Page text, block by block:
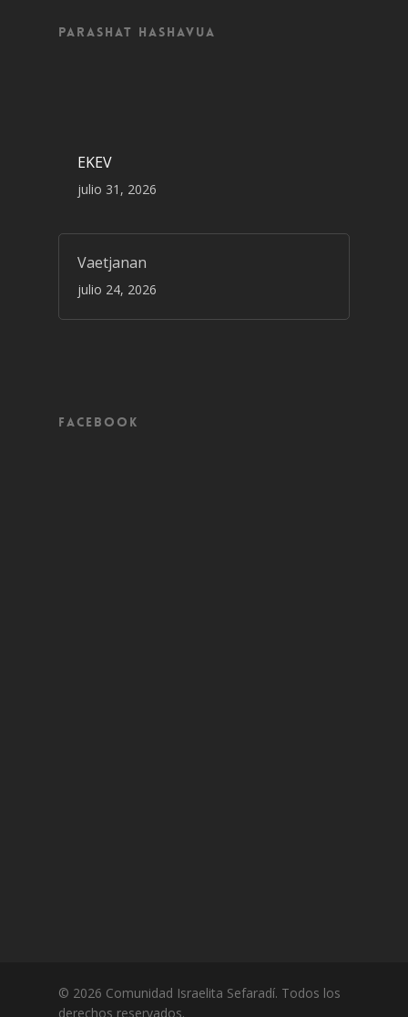
Parashat Hashavua
EKEV
julio 31, 2026
Vaetjanan
julio 24, 2026
Facebook
© 2026 Comunidad Israelita Sefaradí. Todos los
derechos reservados.